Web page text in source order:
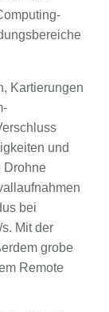
Kartierungen
und
Drohne
bei
Mit der
grobe
Remote